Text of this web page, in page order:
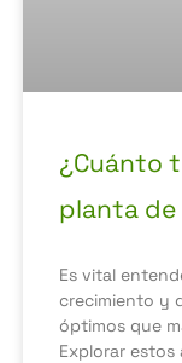
¿Cuánto
planta de
Es vital
crecimiento y
óptimos que
Explorar